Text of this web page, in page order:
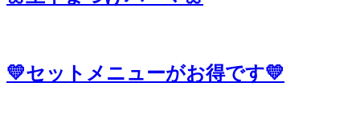
💛セットメニューがお得です💛